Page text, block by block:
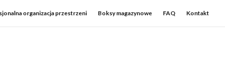
organizacja przestrzeni Boksy magazynowe FAQ Kontakt